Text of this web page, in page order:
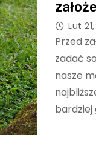
Lut
Przed
zadać
nasze
bardziej